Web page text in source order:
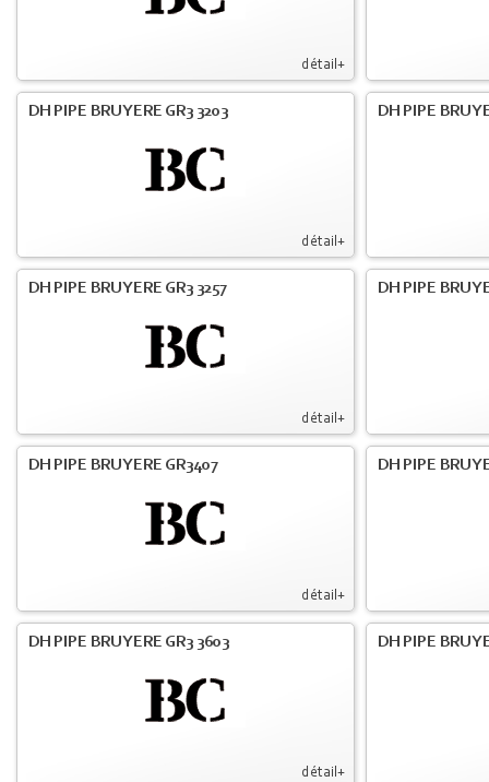
détail+
détail+
DH PIPE BRUYERE GR3 3203 DH PIPE
détail+
DH PIPE BRUYERE GR3 3257 DH PIPE
détail+
DH PIPE BRUYERE GR3407 DH PIPE
détail+
DH PIPE BRUYERE GR3 3603 DH PIPE